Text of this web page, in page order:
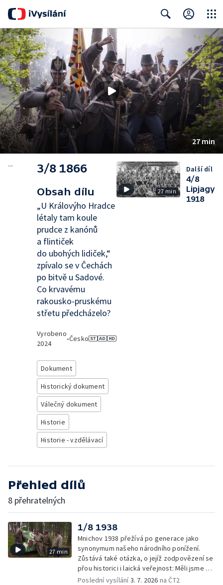
Close
27 min
3/8 1866
Obsah dílu
„U Královýho Hradce
létaly tam koule
prudce z kanónů
a flintiček
do ubohých lidiček,“
zpívalo se v Čechách
po bitvě u Sadové.
Co krvavému
rakousko-pruskému
střetu předcházelo?
Vyrobeno
2024
•Česko
Dokument
Historický dokument
Válečný dokument
Historie
Historie - vzdělávací
27 min
Další díl
4/8
Lipjagy
1918
Přehled dílů
8 přehratelných
27 min
1/8 1938
Mnichov 1938 přežívá po generace jako
synonymum našeho národního ponížení.
Zůstává také otázka, o jejíž zodpovězení se
přou historici i laická veřejnost: Měli jsme se
tenkrát bránit?
Poslední vysílání3. 7. 2026 na ČT2